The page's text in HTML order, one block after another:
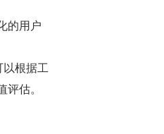
的用户
根据工
估。